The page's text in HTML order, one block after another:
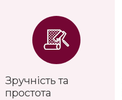
Зручність та
простота